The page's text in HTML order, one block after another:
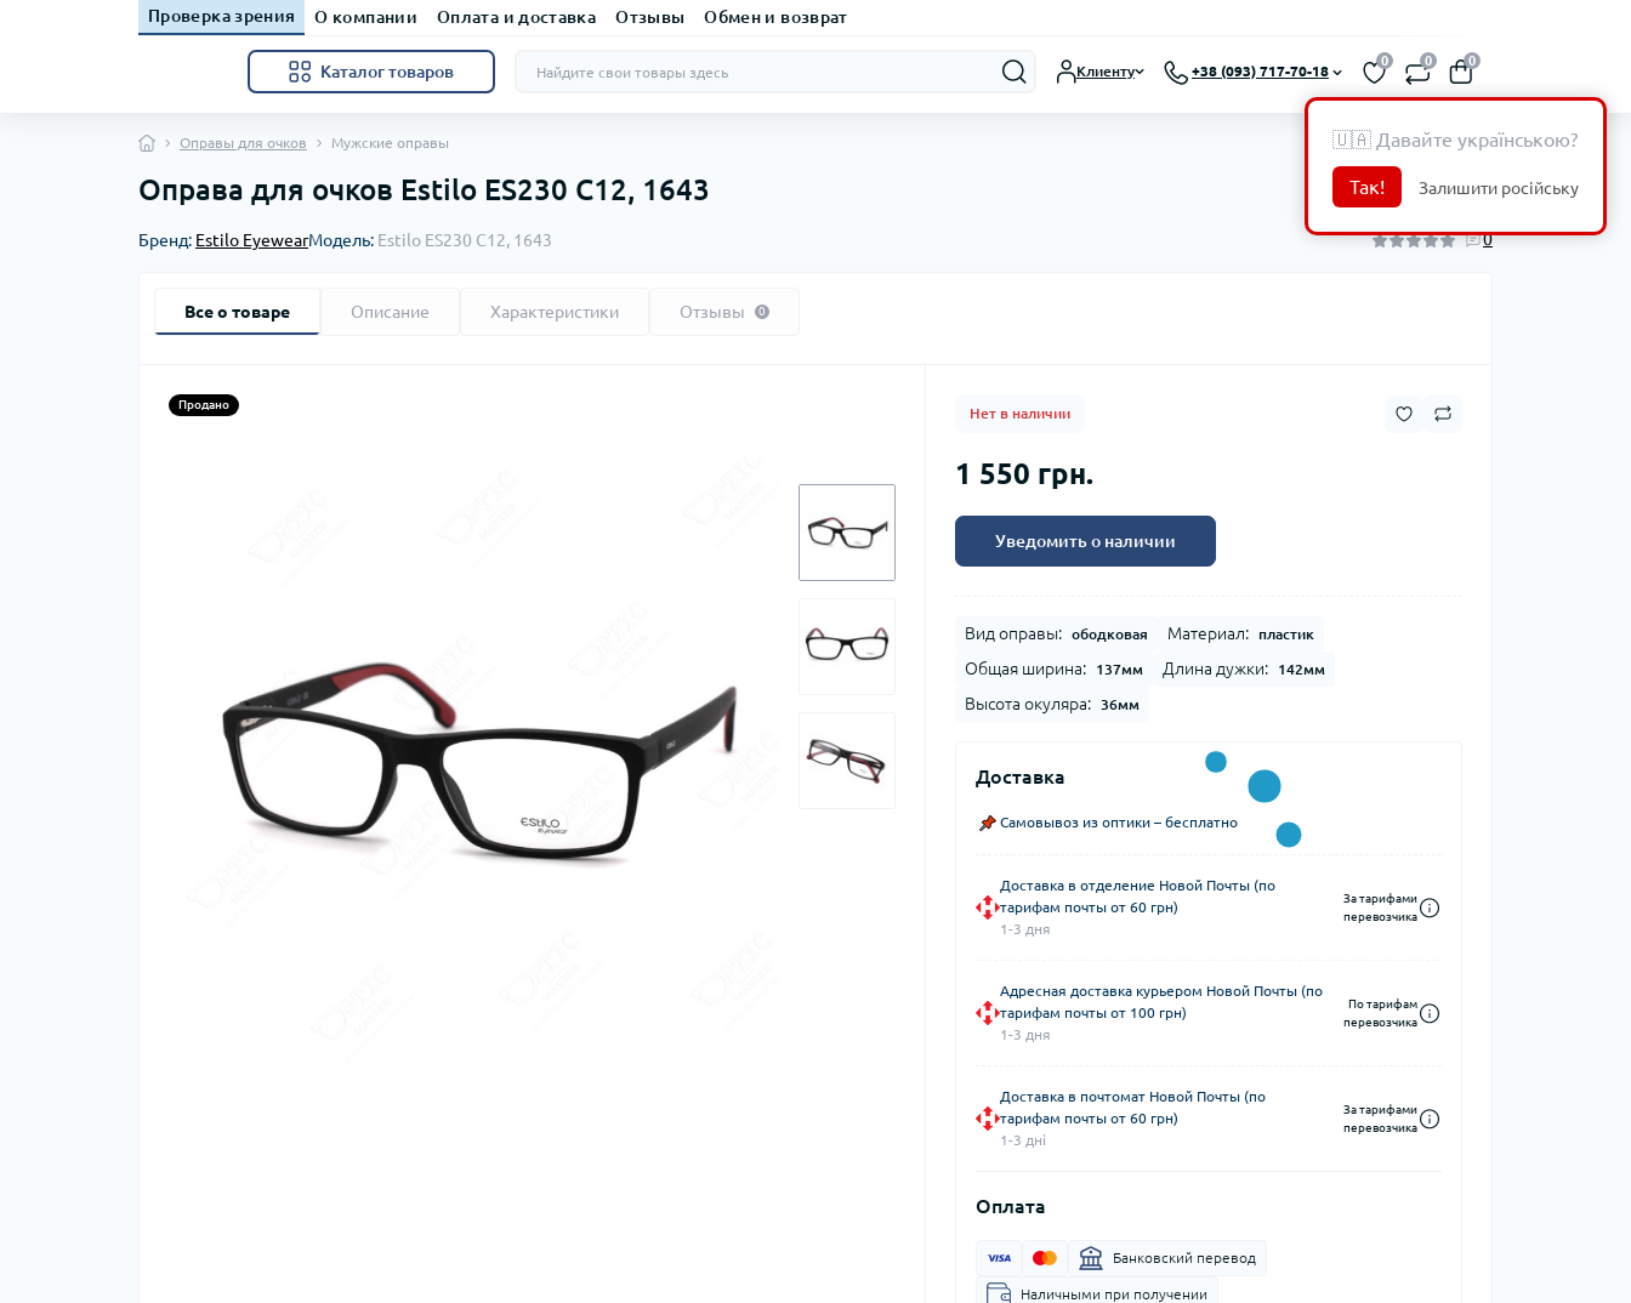
Проверка зрения О компании Оплата и доставка Отзывы Обмен и возврат
Каталог товаров Клиенту +38 (093) 717-70-18
0 0 0
Оправы для очков Мужские оправы
Оправа для очков Estilo ES230 C12, 1643
Бренд: Estilo EyewearМодель: Estilo ES230 C12, 1643 0
Все о товаре Описание Характеристики Отзывы 0
Продано
Нет в наличии
1 550 грн.
Уведомить о наличии
Вид оправы: ободковая Материал: пластик
Общая ширина: 137мм Длина дужки: 142мм
Высота окуляра: 36мм
Доставка
Самовывоз из оптики – бесплатно
Доставка в отделение Новой Почты (по
тарифам почты от 60 грн)
1-3 дня
За тарифами
перевозчика
Адресная доставка курьером Новой Почты (по
тарифам почты от 100 грн)
1-3 дня
По тарифам
перевозчика
Доставка в почтомат Новой Почты (по
тарифам почты от 60 грн)
1-3 дні
За тарифами
перевозчика
Оплата
Банковский перевод
Наличными при получении
🇺🇦 Давайте українською?
Так! Залишити російську